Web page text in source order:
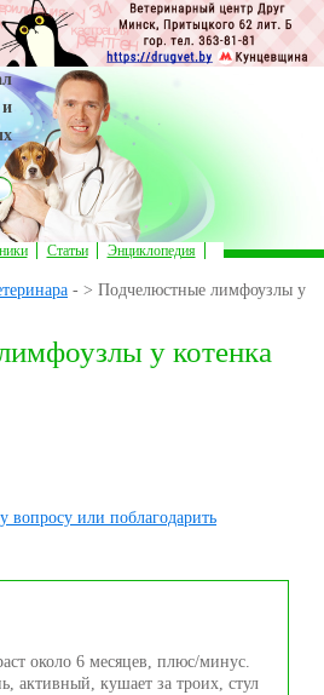
и
- > Подчелюстные лимфоузлы у
у котенка
вопросу или поблагодарить
около 6 месяцев, плюс/минус.
активный, кушает за троих, стул
Статьи Энциклопедия